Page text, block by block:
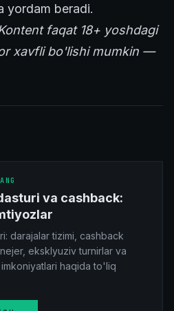
yordam beradi.
faqat 18+ yoshdagi
xavfli bo'lishi mumkin —
va cashback:
darajalar tizimi, cashback
eksklyuziv turnirlar va
haqida to'liq